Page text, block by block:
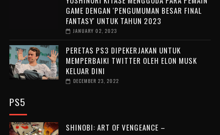
GAME DENGAN 'PENGUMUMAN BESAR FINAL
FANTASY' UNTUK TAHUN 2023
JANUARY 02, 2023
PERETAS PS3 DIPEKERJAKAN UNTUK
MEMPERBAIKI TWITTER OLEH ELON MUSK
KELUAR DINI
DECEMBER 23, 2022
PS5
SHINOBI: ART OF VENGEANCE –